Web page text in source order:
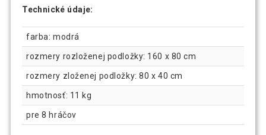
Technické údaje:
farba: modrá
rozmery rozloženej podložky: 160 x 80 cm
rozmery zloženej podložky: 80 x 40 cm
hmotnosť: 11 kg
pre 8 hráčov